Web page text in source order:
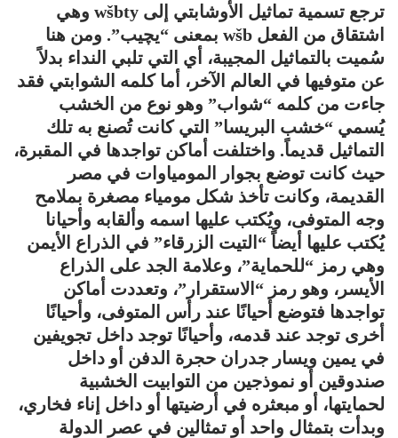
ترجع تسمية تماثيل الأوشابتي إلى wšbty وهي
اشتقاق من الفعل wšb بمعنى “يچيب”. ومن هنا
سُميت بالتماثيل المجيبة، أي التي تلبي النداء بدلاً
عن متوفيها في العالم الآخر، أما كلمه الشوابتي فقد
جاءت من كلمه “شواب” وهو نوع من الخشب
يُسمي “خشب البريسا” التي كانت تُصنع به تلك
التماثيل قديماً. واختلفت أماكن تواجدها في المقبرة،
حيث كانت توضع بجوار المومياوات في مصر
القديمة، وكانت تأخذ شكل مومياء مصغرة بملامح
وجه المتوفى، ويُكتب عليها اسمه وألقابه وأحيانا
يُكتب عليها أيضاً “التيت الزرقاء” في الذراع الأيمن
وهي رمز “للحماية”، وعلامة الجد على الذراع
الأيسر، وهو رمز “الاستقرار”، وتعددت أماكن
تواجدها فتوضع أحيانًا عند رأس المتوفى، وأحيانًا
أخرى توجد عند قدمه، وأحيانًا توجد داخل تجويفين
في يمين ويسار جدران حجرة الدفن أو داخل
صندوقين أو نموذجين من التوابيت الخشبية
لحمايتها، أو مبعثره في أرضيتها أو داخل إناء فخاري،
وبدأت بتمثال واحد أو تمثالين في عصر الدولة